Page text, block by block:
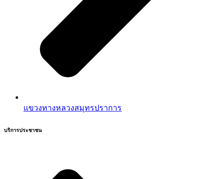
แขวงทางหลวงสมุทรปราการ
บริการประชาชน